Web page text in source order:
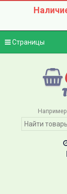
Страницы